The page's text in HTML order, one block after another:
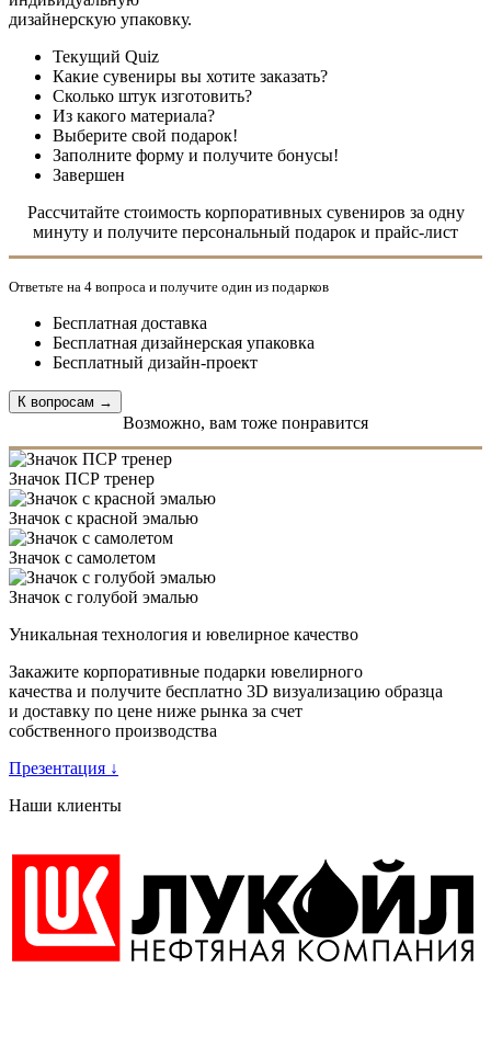
дизайнерскую упаковку.
Текущий Quiz
Какие сувениры вы хотите заказать?
Сколько штук изготовить?
Из какого материала?
Выберите свой подарок!
Заполните форму и получите бонусы!
Завершен
Рассчитайте стоимость корпоративных сувениров за одну
минуту и получите персональный подарок и прайс-лист
Ответьте на 4 вопроса и получите один из подарков
Бесплатная доставка
Бесплатная дизайнерская упаковка
Бесплатный дизайн-проект
Возможно, вам тоже понравится
Значок ПСР тренер
Значок с красной эмалью
Значок с самолетом
Значок с голубой эмалью
Уникальная технология и ювелирное качество
Закажите корпоративные подарки ювелирного
качества и получите бесплатно 3D визуализацию образца
и доставку по цене ниже рынка за счет
собственного производства
Презентация ↓
Наши клиенты